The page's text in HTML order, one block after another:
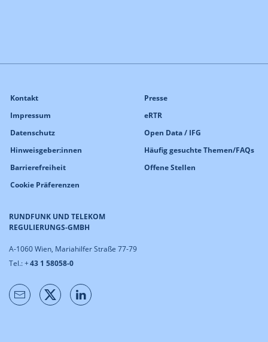
RUNDFUNK UND TELEKOM
REGULIERUNGS-GMBH
A-1060 Wien, Mariahilfer Straße 77-79
Tel.: +43 1 58058-0
Kontakt
Impressum
Datenschutz
Hinweisgeber:innen
Barrierefreiheit
Cookie Präferenzen
Presse
eRTR
Open Data / IFG
Häufig gesuchte Themen/FAQs
Offene Stellen